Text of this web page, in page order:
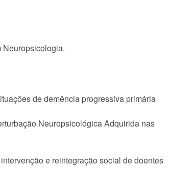
Neuropsicologia.
de demência progressiva primária
Neuropsicológica Adquirida nas
e reintegração social de doentes